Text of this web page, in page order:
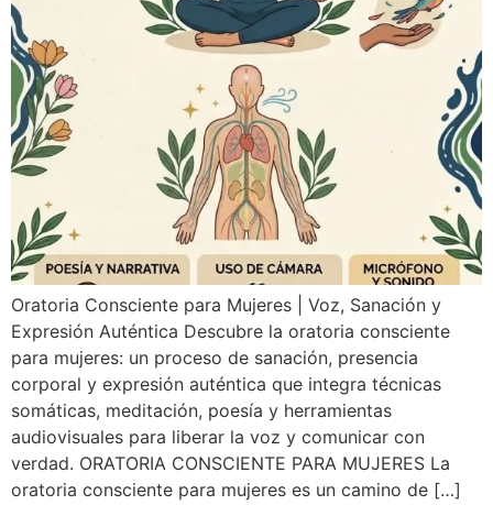
Oratoria Consciente para Mujeres | Voz, Sanación y
Expresión Auténtica Descubre la oratoria consciente
para mujeres: un proceso de sanación, presencia
corporal y expresión auténtica que integra técnicas
somáticas, meditación, poesía y herramientas
audiovisuales para liberar la voz y comunicar con
verdad. ORATORIA CONSCIENTE PARA MUJERES La
oratoria consciente para mujeres es un camino de […]